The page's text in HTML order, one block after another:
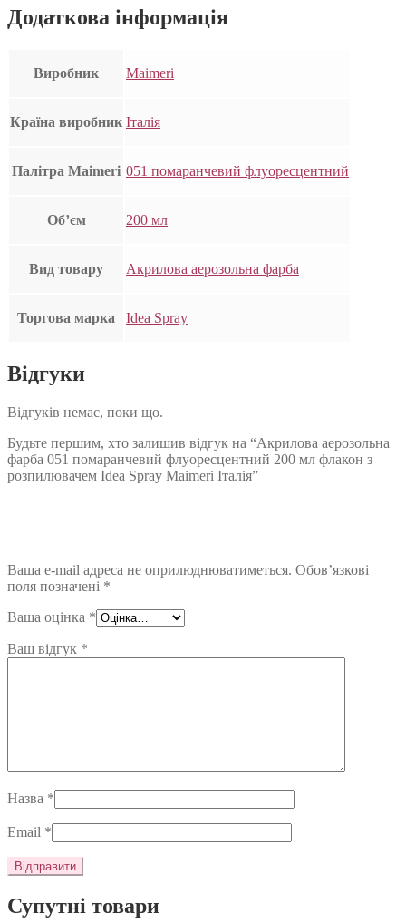
Додаткова інформація
Виробник Maimeri
Країна виробник Італія
Палітра Maimeri 051 помаранчевий флуоресцентний
Об’єм 200 мл
Вид товару Акрилова аерозольна фарба
Торгова марка Idea Spray
Відгуки
Відгуків немає, поки що.
Будьте першим, хто залишив відгук на “Акрилова аерозольна
фарба 051 помаранчевий флуоресцентний 200 мл флакон з
розпилювачем Idea Spray Maimeri Італія”
Ваша e-mail адреса не оприлюднюватиметься. Обов’язкові
поля позначені *
Ваша оцінка *
Ваш відгук *
Назва *
Email *
Супутні товари